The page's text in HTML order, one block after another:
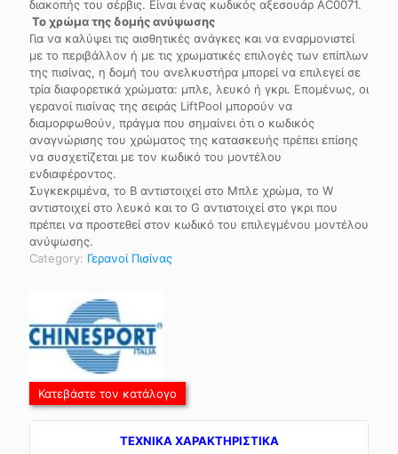
διακοπής του σέρβις. Είναι ένας κωδικός αξεσουάρ AC0071.
Το χρώμα της δομής ανύψωσης
Για να καλύψει τις αισθητικές ανάγκες και να εναρμονιστεί
με το περιβάλλον ή με τις χρωματικές επιλογές των επίπλων
της πισίνας, η δομή του ανελκυστήρα μπορεί να επιλεγεί σε
τρία διαφορετικά χρώματα: μπλε, λευκό ή γκρι. Επομένως, οι
γερανοί πισίνας της σειράς LiftPool μπορούν να
διαμορφωθούν, πράγμα που σημαίνει ότι ο κωδικός
αναγνώρισης του χρώματος της κατασκευής πρέπει επίσης
να συσχετίζεται με τον κωδικό του μοντέλου
ενδιαφέροντος.
Συγκεκριμένα, το B αντιστοιχεί στο Μπλε χρώμα, το W
αντιστοιχεί στο λευκό και το G αντιστοιχεί στο γκρι που
πρέπει να προστεθεί στον κωδικό του επιλεγμένου μοντέλου
ανύψωσης.
Category: Γερανοί Πισίνας
Κατεβάστε τον κατάλογο
TEXNIKA ΧΑΡΑΚΤΗΡΙΣΤΙΚΑ